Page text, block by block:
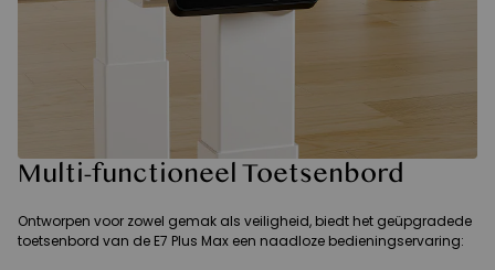
Multi-functioneel Toetsenbord
Ontworpen voor zowel gemak als veiligheid, biedt het geüpgradede
toetsenbord van de E7 Plus Max een naadloze bedieningservaring: